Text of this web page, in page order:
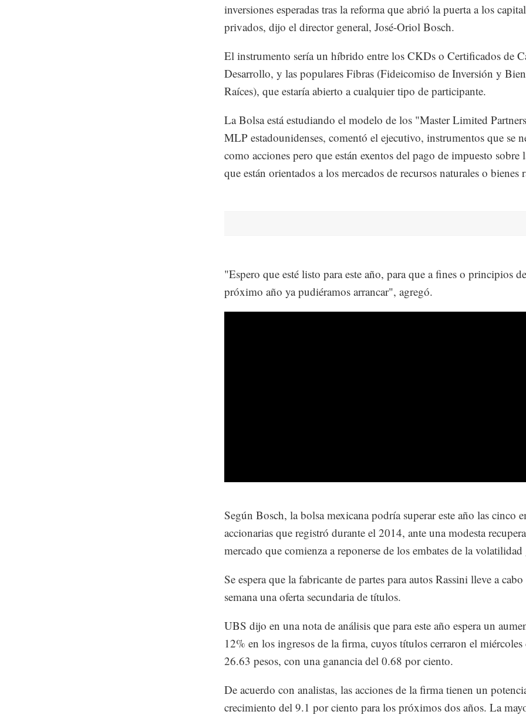
inversiones esperadas tras la reforma que abrió la puerta a los
privados, dijo el director general, José-Oriol Bosch.
El instrumento sería un híbrido entre los CKDs o Certificados de
Desarrollo, y las populares Fibras (Fideicomiso de Inversión y
Raíces), que estaría abierto a cualquier tipo de participante.
La Bolsa está estudiando el modelo de los "Master Limited
MLP estadounidenses, comentó el ejecutivo, instrumentos que se
como acciones pero que están exentos del pago de impuesto sobre
que están orientados a los mercados de recursos naturales o bienes
"Espero que esté listo para este año, para que a fines o principios
próximo año ya pudiéramos arrancar", agregó.
Según Bosch, la bolsa mexicana podría superar este año las cinco
accionarias que registró durante el 2014, ante una modesta
mercado que comienza a reponerse de los embates de la
Se espera que la fabricante de partes para autos Rassini lleve a cabo
semana una oferta secundaria de títulos.
UBS dijo en una nota de análisis que para este año espera un
12% en los ingresos de la firma, cuyos títulos cerraron el miércoles
26.63 pesos, con una ganancia del 0.68 por ciento.
De acuerdo con analistas, las acciones de la firma tienen un
crecimiento del 9.1 por ciento para los próximos dos años. La